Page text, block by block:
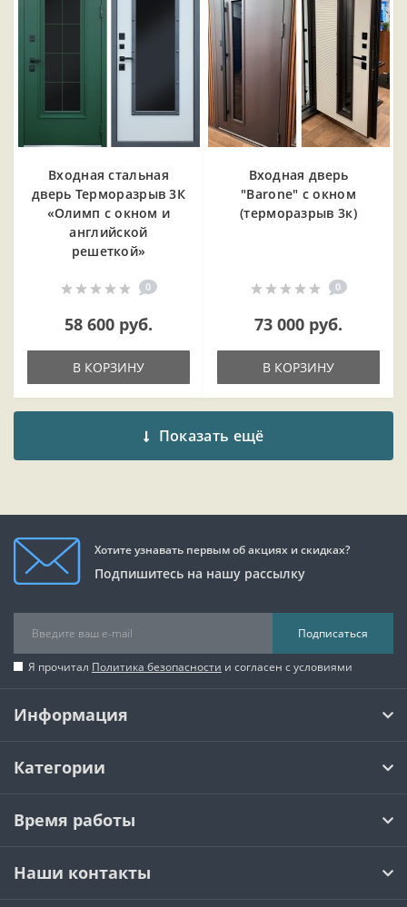
Входная cтальная
дверь Терморазрыв 3К
«Олимп с окном и
английской
решеткой»
0
58 600 руб.
В КОРЗИНУ
Входная дверь
"Barone" с окном
(терморазрыв 3к)
0
73 000 руб.
В КОРЗИНУ
Показать ещё
Хотите узнавать первым об акциях и скидках?
Подпишитесь на нашу рассылку
Подписаться
Я прочитал Политика безопасности и согласен с условиями
Информация
Категории
Время работы
Наши контакты